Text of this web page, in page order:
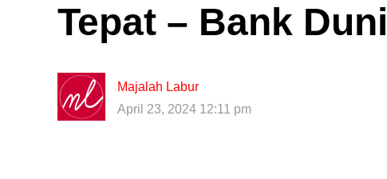
Tepat – Bank
Majalah Labur
April 23, 2024 12:11 pm